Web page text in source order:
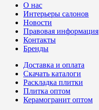
О нас
Интерьеры салонов
Новости
Правовая информация
Контакты
Бренды
Доставка и оплата
Скачать каталоги
Раскладка плитки
Плитка оптом
Керамогранит оптом